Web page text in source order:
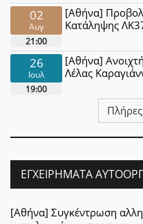
02
Αυγ
21:00
[Αθήνα]
Κατάληψης
26
Ιουλ
19:00
[Αθήνα]
Λέλας
ΕΓΧΕΙΡΉΜΑΤΑ
[Αθήνα] Συγκέντρωση